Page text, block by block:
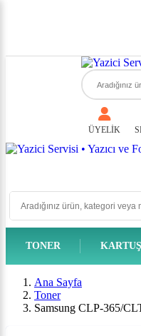
ÜYELİK
TONER KARTUŞ
Ana Sayfa
Toner
Samsung CLP-365/